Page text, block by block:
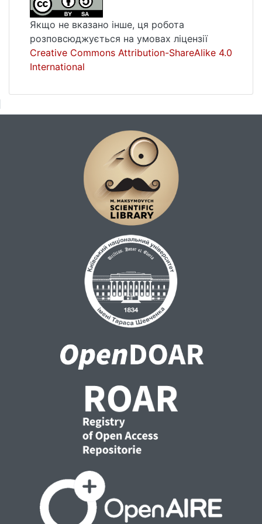
Якщо не вказано інше, ця робота
розповсюджується на умовах ліцензії
Creative Commons Attribution-ShareAlike 4.0
International